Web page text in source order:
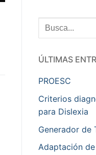
Buscar
ÚLTIMAS
PROESC
Criterios
para Dislexia
Generador de
Adaptación